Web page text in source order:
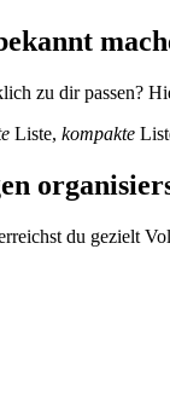
zu dir passen?
Liste, kompakte
du gezielt